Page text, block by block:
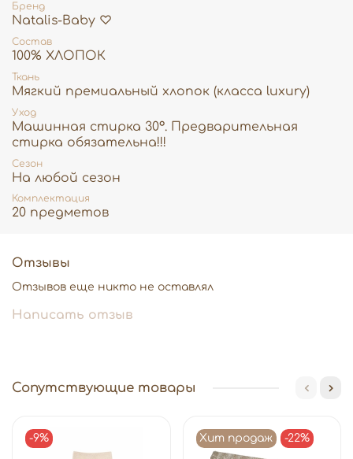
Продукция Natalis♡ -
Таможенного союза EAC, прошла
государственную регистрацию.
Желаем легкой беременности и счастливого
Бренд
Natalis-Baby ♡
Состав
100% ХЛОПОК
Ткань
Мягкий премиальный хлопок (класса luxury)
Уход
Машинная стирка 30°. Предварительная
стирка обязательна!!!
Сезон
На любой сезон
Комплектация
20 предметов
Отзывы
Отзывов еще никто не оставлял
Написать отзыв
Сопутствующие товары
-9% Хит продаж -22%